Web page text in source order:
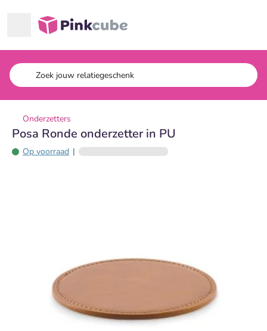
Pinkcube
Onderzetters
Posa Ronde onderzetter in PU
Op voorraad |